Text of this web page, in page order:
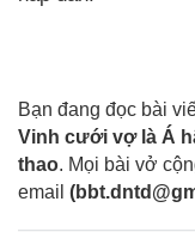
Bạn đang đọc bài
Vinh cưới vợ là Á
thao. Mọi bài vở
email (